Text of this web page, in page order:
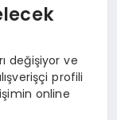
değişiyor ve
profili
online